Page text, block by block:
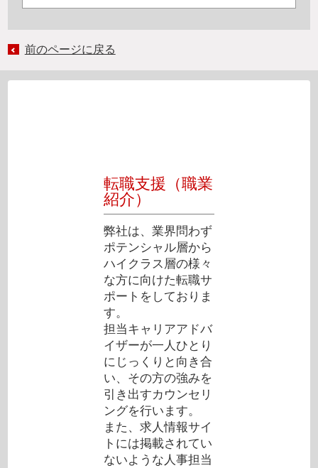
前のページに戻る
転職支援（職業
紹介）
弊社は、業界問わず
ポテンシャル層から
ハイクラス層の様々
な方に向けた転職サ
ポートをしておりま
す。
担当キャリアアドバ
イザーが一人ひとり
にじっくりと向き合
い、その方の強みを
引き出すカウンセリ
ングを行います。
また、求人情報サイ
トには掲載されてい
ないような人事担当